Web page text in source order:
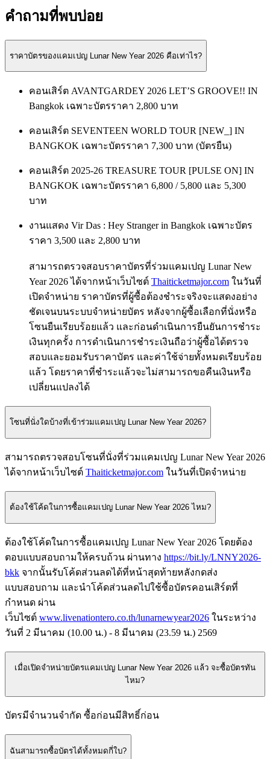
คำถามที่พบบ่อย
ราคาบัตรของแคมเปญ Lunar New Year 2026 คือเท่าไร?
คอนเสิร์ต AVANTGARDEY 2026 LET’S GROOVE!! IN
Bangkok เฉพาะบัตรราคา 2,800 บาท
คอนเสิร์ต SEVENTEEN WORLD TOUR [NEW_] IN
BANGKOK เฉพาะบัตรราคา 7,300 บาท (บัตรยืน)
คอนเสิร์ต 2025-26 TREASURE TOUR [PULSE ON] IN
BANGKOK เฉพาะบัตรราคา 6,800 / 5,800 และ 5,300
บาท
งานแสดง Vir Das : Hey Stranger in Bangkok เฉพาะบัตร
ราคา 3,500 และ 2,800 บาท
สามารถตรวจสอบราคาบัตรที่ร่วมแคมเปญ Lunar New
Year 2026ได้จากหน้าเว็บไซต์ Thaiticketmajor.com ในวันที่
เปิดจำหน่าย ราคาบัตรที่ผู้ซื้อต้องชำระจริงจะแสดงอย่าง
ชัดเจนบนระบบจำหน่ายบัตร หลังจากผู้ซื้อเลือกที่นั่งหรือ
โซนยืนเรียบร้อยแล้ว และก่อนดำเนินการยืนยันการชำระ
เงินทุกครั้ง การดำเนินการชำระเงินถือว่าผู้ซื้อได้ตรวจ
สอบและยอมรับราคาบัตร และค่าใช้จ่ายทั้งหมดเรียบร้อย
แล้ว โดยราคาที่ชำระแล้วจะไม่สามารถขอคืนเงินหรือ
เปลี่ยนแปลงได้
โซนที่นั่งใดบ้างที่เข้าร่วมแคมเปญ Lunar New Year 2026?
สามารถตรวจสอบโซนที่นั่งที่ร่วมแคมเปญ Lunar New Year 2026
ได้จากหน้าเว็บไซต์ Thaiticketmajor.com ในวันที่เปิดจำหน่าย
ต้องใช้โค้ดในการซื้อแคมเปญ Lunar New Year 2026 ไหม?
ต้องใช้โค้ดในการซื้อแคมเปญ Lunar New Year 2026 โดยต้อง
ตอบแบบสอบถามให้ครบถ้วน ผ่านทาง https://bit.ly/LNNY2026-
bkk จากนั้นรับโค้ดส่วนลดได้ที่หน้าสุดท้ายหลังกดส่ง
แบบสอบถาม และนำโค้ดส่วนลดไปใช้ซื้อบัตรคอนเสิร์ตที่
กำหนด ผ่าน
เว็บไซต์ www.livenationtero.co.th/lunarnewyear2026 ในระหว่าง
วันที่ 2 มีนาคม (10.00 น.) - 8 มีนาคม (23.59 น.) 2569
เมื่อเปิดจำหน่ายบัตรแคมเปญ Lunar New Year 2026 แล้ว จะซื้อบัตรทัน
ไหม?
บัตรมีจำนวนจำกัด ซื้อก่อนมีสิทธิ์ก่อน
ฉันสามารถซื้อบัตรได้ทั้งหมดกี่ใบ?